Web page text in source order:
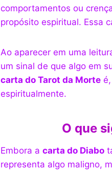
comportamentos ou
propósito espiritual. Essa
Ao aparecer em uma
um sinal de que algo em
carta do Tarot da Morte
espiritualmente.
O que
Embora a carta do Diabo
representa algo maligno,